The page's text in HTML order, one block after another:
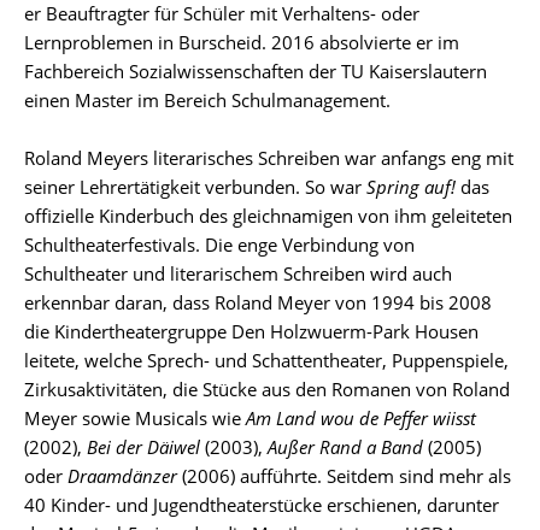
er Beauftragter für Schüler mit Verhaltens- oder
Lernproblemen in Burscheid. 2016 absolvierte er im
Fachbereich Sozialwissenschaften der TU Kaiserslautern
einen Master im Bereich Schulmanagement.
Roland Meyers literarisches Schreiben war anfangs eng mit
seiner Lehrertätigkeit verbunden. So war Spring auf! das
offizielle Kinderbuch des gleichnamigen von ihm geleiteten
Schultheaterfestivals. Die enge Verbindung von
Schultheater und literarischem Schreiben wird auch
erkennbar daran, dass Roland Meyer von 1994 bis 2008
die Kindertheatergruppe Den Holzwuerm-Park Housen
leitete, welche Sprech- und Schattentheater, Puppenspiele,
Zirkusaktivitäten, die Stücke aus den Romanen von Roland
Meyer sowie Musicals wieAm Land wou de Peffer wiisst
(2002), Bei der Däiwel (2003),Außer Rand a Band (2005)
oder Draamdänzer(2006) aufführte. Seitdem sind mehr als
40 Kinder- und Jugendtheaterstücke erschienen, darunter